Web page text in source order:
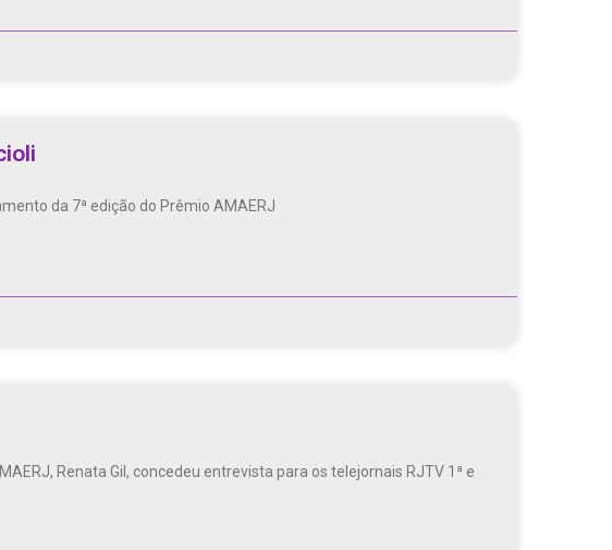
da 7ª edição do Prêmio AMAERJ
Renata Gil, concedeu entrevista para os telejornais RJTV 1ª e